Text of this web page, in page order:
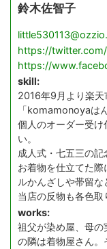
鈴木佐智子
https://
https://
skill:
2016年9月より楽天
「komamonoyaは
個人のオーダー受け
い。
成人式・七五三の記
お着物を仕立てた
ルかんざしや帯留な
当店の反物も各色取
works:
祖父が染め屋、母
の隣は着物屋さん。